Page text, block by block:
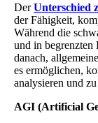
DerUnterschied
der Fähigkeit,
Während die
und in begrenzten
danach,
es ermöglichen,
analysieren und
AGI (Artificial